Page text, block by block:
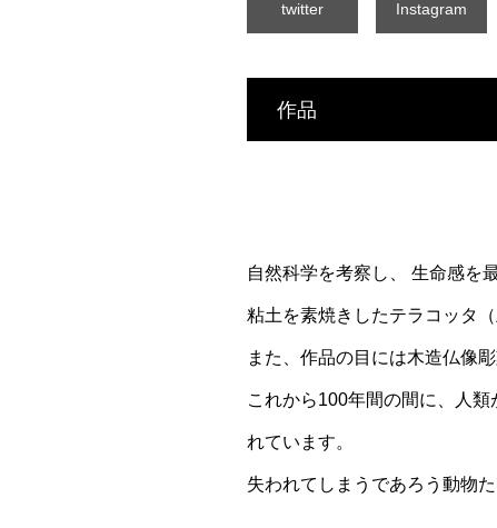
twitter Instagram
作品
自然科学を考察し、 生命感を
粘土を素焼きしたテラコッタ
また、作品の目には木造仏像
これから100年間の間に、人
れています。
失われてしまうであろう動物